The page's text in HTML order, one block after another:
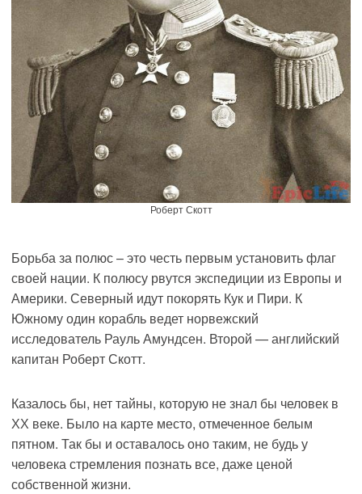
Роберт Скотт
Борьба за полюс – это честь первым установить флаг
своей нации. К полюсу рвутся экспедиции из Европы и
Америки. Северный идут покорять Кук и Пири. К
Южному один корабль ведет норвежский
исследователь Рауль Амундсен. Второй — английский
капитан Роберт Скотт.
Казалось бы, нет тайны, которую не знал бы человек в
ХХ веке. Было на карте место, отмеченное белым
пятном. Так бы и оставалось оно таким, не будь у
человека стремления познать все, даже ценой
собственной жизни.